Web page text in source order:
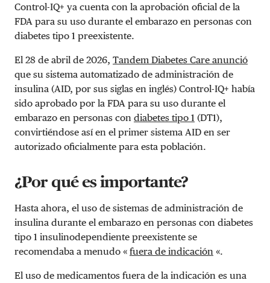
Control-IQ+ ya cuenta con la aprobación oficial de la
FDA para su uso durante el embarazo en personas con
diabetes tipo 1 preexistente.
El 28 de abril de 2026, Tandem Diabetes Care anunció
que su sistema automatizado de administración de
insulina (AID, por sus siglas en inglés) Control-IQ+ había
sido aprobado por la FDA para su uso durante el
embarazo en personas con diabetes tipo 1 (DT1),
convirtiéndose así en el primer sistema AID en ser
autorizado oficialmente para esta población.
¿Por qué es importante?
Hasta ahora, el uso de sistemas de administración de
insulina durante el embarazo en personas con diabetes
tipo 1 insulinodependiente preexistente se
recomendaba a menudo « fuera de indicación «.
El uso de medicamentos fuera de la indicación es una